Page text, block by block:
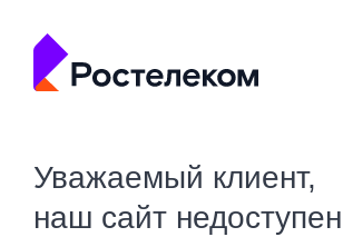
Уважаемый клиент,
наш сайт недоступен